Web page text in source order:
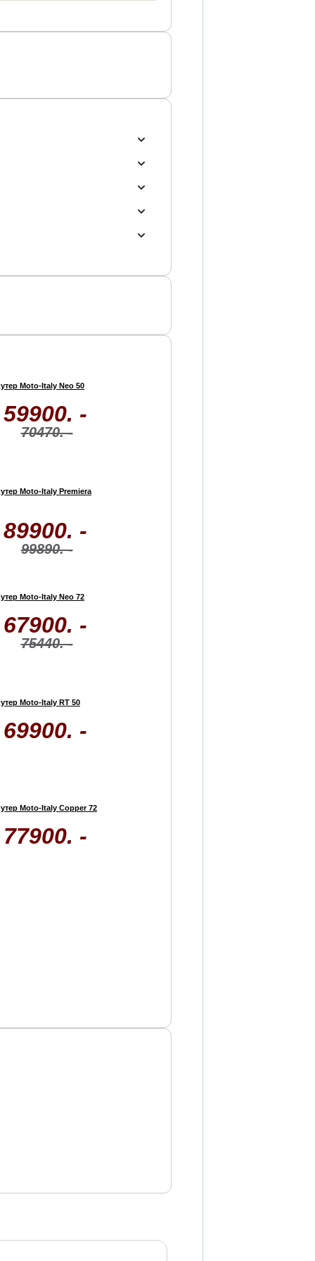
Moto-Italy Neo 50
59900. -
70470. -
Moto-Italy Premiera
89900. -
99890. -
Moto-Italy Neo 72
67900. -
75440. -
Moto-Italy RT 50
69900. -
Moto-Italy Copper 72
77900. -